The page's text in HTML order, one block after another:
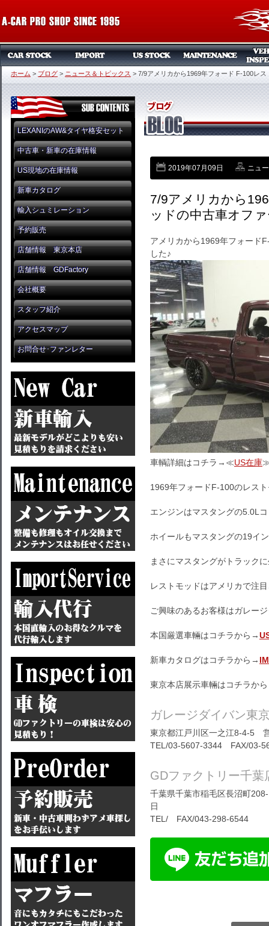
ホーム > ブログ > ニュース＆トピックス > 7/9アメリカから1969年フォード F-100レ
LEXANIのAW&タイヤ格安セット
中古車・新車の在庫情報
US現地の在庫情報
新車カタログ
輸入シュミレーション
予約販売
店舗情報 東京本店
店舗情報 GDFactory
会社概要
スタッフ紹介
アクセスマップ
お問合せ･ファンレター
2019年07月09日 ニュ
7/9アメリカから
ッドの中古車オフ
アメリカから1969年フォード
した♪
車輌詳細はコチラ→≪US在庫
1969年フォードF-100のレス
エンジンはマスタングの5.0L
ホイールもマスタングの19イ
まさにマスタングがトラック
レストモッドはアメリカで注
ご興味のあるお客様はガレー
本国厳選車輛はコチラから→
新車カタログはコチラから→
東京本店展示車輛はコチラか
ガレージダイバン東
東京都江戸川区一之江8-4-5
TEL/03-5607-3344 FAX/03-
GDファクトリー千葉
千葉県千葉市稲毛区長沼町
日
TEL/ FAX/043-298-6544